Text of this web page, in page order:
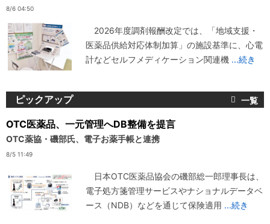
8/6 04:50
2026年度調剤報酬改定では、「地域支援・
医薬品供給対応体制加算」の施設基準に、心電
計などセルフメディケーション関連機 ...続き
ピックアップ
OTC医薬品、一元管理へDB整備を提言
OTC薬協・磯部氏、電子お薬手帳と連携
8/5 11:49
日本OTC医薬品協会の磯部総一郎理事長は、
電子処方箋管理サービスやナショナルデータベ
ース（NDB）などを通じて保険適用 ...続き